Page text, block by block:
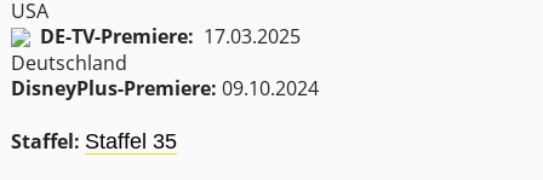
DE-TV-Premiere: 17.03.2025
DisneyPlus-Premiere: 09.10.2024
Staffel: Staffel 35